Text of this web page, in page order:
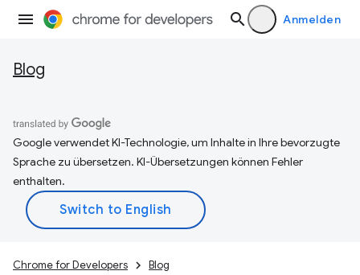
Anmelden
Blog
Google verwendet KI-Technologie, um Inhalte in Ihre bevorzugte
Sprache zu übersetzen. KI-Übersetzungen können Fehler
enthalten.
Chrome for Developers Blog